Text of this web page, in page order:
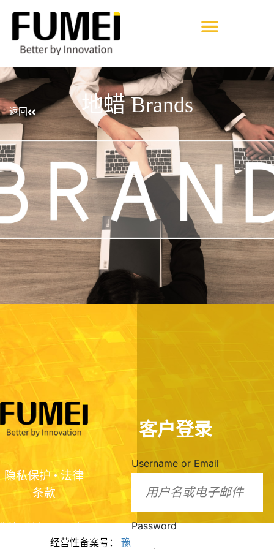
返回 地蜡 Brands
隐私保护•法律
条款
美脂质化学（河
客户登录
Username or Email
Password
经营性备案号： 豫ICP备2024099943号